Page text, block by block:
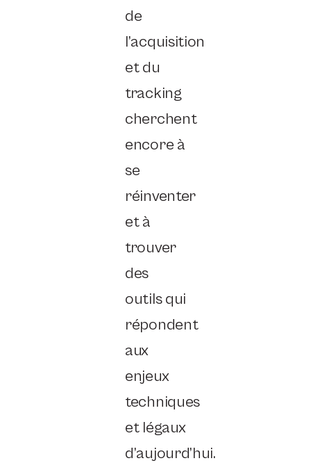
de
l’acquisition
et du
tracking
cherchent
encore à
se
réinventer
et à
trouver
des
outils qui
répondent
aux
enjeux
techniques
et légaux
d’aujourd’hui.